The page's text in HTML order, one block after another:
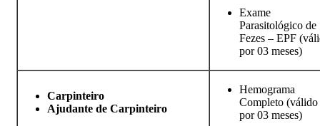
Exame
Parasitológico de
Fezes – EPF
por 03 meses)
Carpinteiro
Ajudante de Carpinteiro
Hemograma
Completo (válido
por 03 meses)